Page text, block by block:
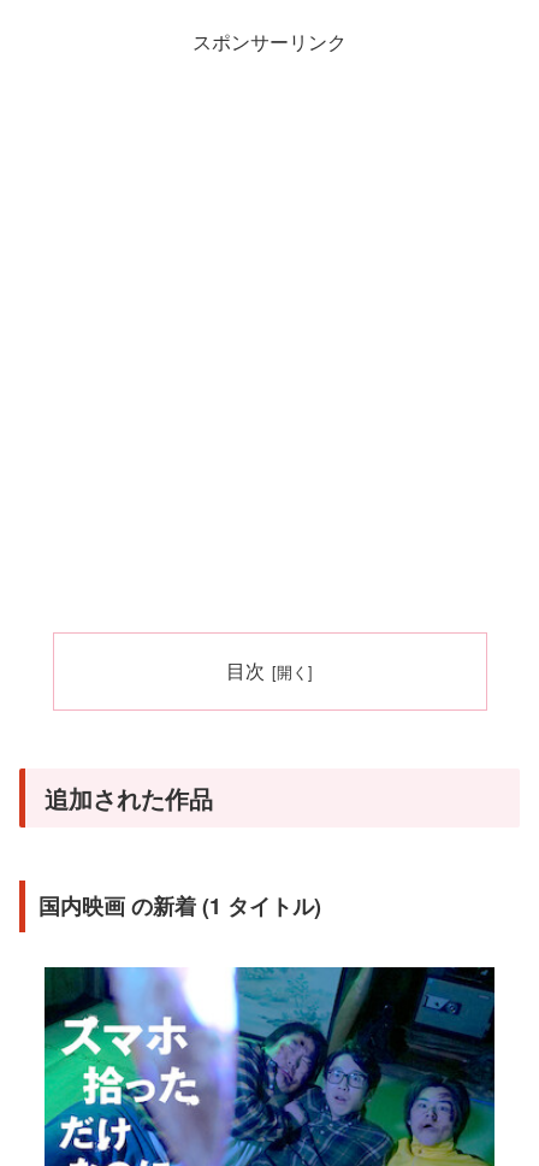
スポンサーリンク
目次
追加された作品
国内映画 の新着 (1 タイトル)